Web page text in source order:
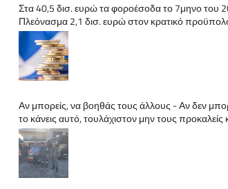
Στα 40,5 δισ. ευρώ τα φοροέσοδα το 7μηνο του
Πλεόνασμα 2,1 δισ. ευρώ στον κρατικό
Αν μπορείς, να βοηθάς τους άλλους - Αν δεν
το κάνεις αυτό, τουλάχιστον μην τους προκαλείς